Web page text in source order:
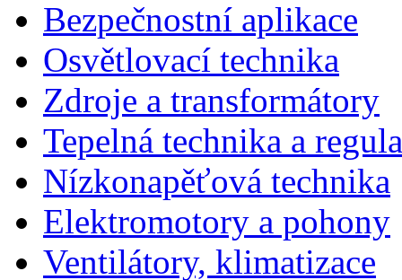
Bezpečnostní aplikace
Osvětlovací technika
Zdroje a transformátory
Tepelná technika a
Nízkonapěťová technika
Elektromotory a pohony
Ventilátory, klimatizace